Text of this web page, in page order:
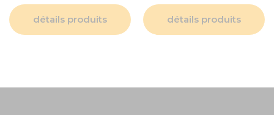
détails produits détails produits